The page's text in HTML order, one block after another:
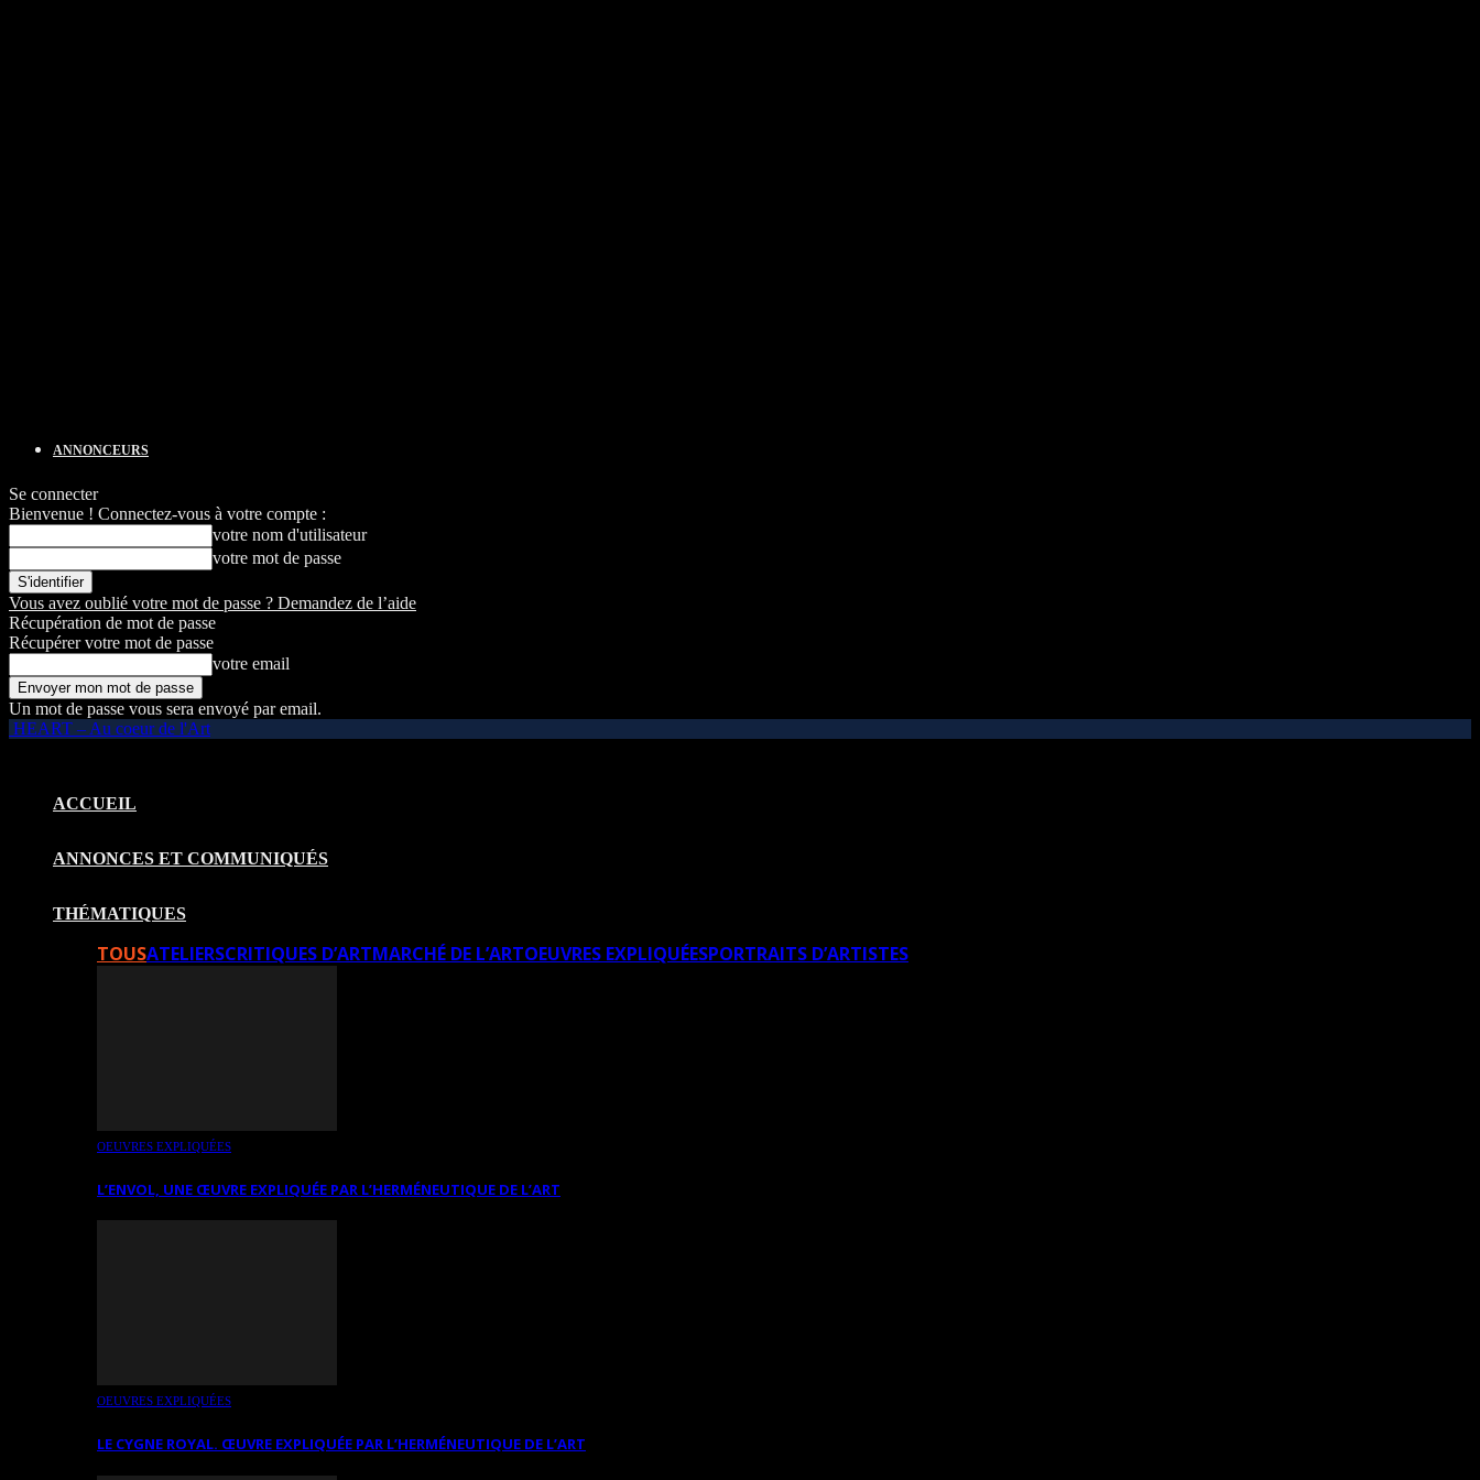
ANNONCEURS
Se connecter
Bienvenue ! Connectez-vous à votre compte :
votre nom d'utilisateur
votre mot de passe
Vous avez oublié votre mot de passe ? Demandez de l’aide
Récupération de mot de passe
Récupérer votre mot de passe
votre email
Un mot de passe vous sera envoyé par email.
HEART – Au coeur de l'Art
ACCUEIL
ANNONCES ET COMMUNIQUÉS
THÉMATIQUES
TOUSATELIERSCRITIQUES D’ARTMARCHÉ DE L’ARTOEUVRES EXPLIQUÉESPORTRAITS D’ARTISTES
OEUVRES EXPLIQUÉES
L’ENVOL, UNE ŒUVRE EXPLIQUÉE PAR L’HERMÉNEUTIQUE DE L’ART
OEUVRES EXPLIQUÉES
LE CYGNE ROYAL. ŒUVRE EXPLIQUÉE PAR L’HERMÉNEUTIQUE DE L’ART